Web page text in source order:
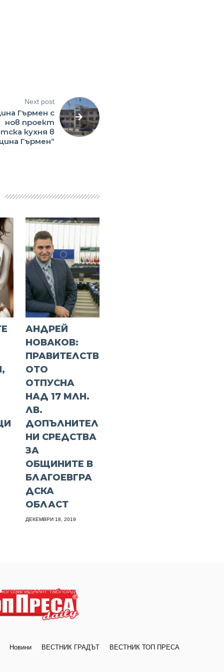
Next post
Гърмен с
нов проект
кухня в
Гърмен“
АНДРЕЙ
НОВАКОВ:
ПРАВИТЕЛСТВ
ОТО
ОТПУСНА
НАД 17 МЛН.
ЛВ.
ДОПЪЛНИТЕЛ
НИ СРЕДСТВА
ЗА
ОБЩИНИТЕ В
БЛАГОЕВГРА
ДСКА
ОБЛАСТ
ДЕКЕМВРИ 18, 2019
Новини ВЕСТНИК ГРАДЪТ ВЕСТНИК ТОП ПРЕСА